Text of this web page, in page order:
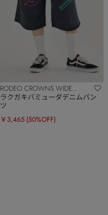
RODEO CROWNS WIDE
BOWL
ラクガキバミューダデニムパン
ツ
￥3,465 (50%OFF)